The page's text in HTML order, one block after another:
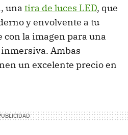
una tira de luces LED, que
y envolvente a tu
la imagen para una
Ambas
un excelente precio en